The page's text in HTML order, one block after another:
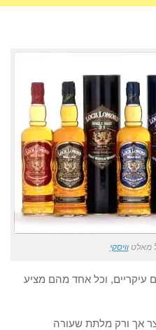
מאלטוויסקי
עיקריים, וכל אחד מהם מציע
אך ורק מלתת שעורה